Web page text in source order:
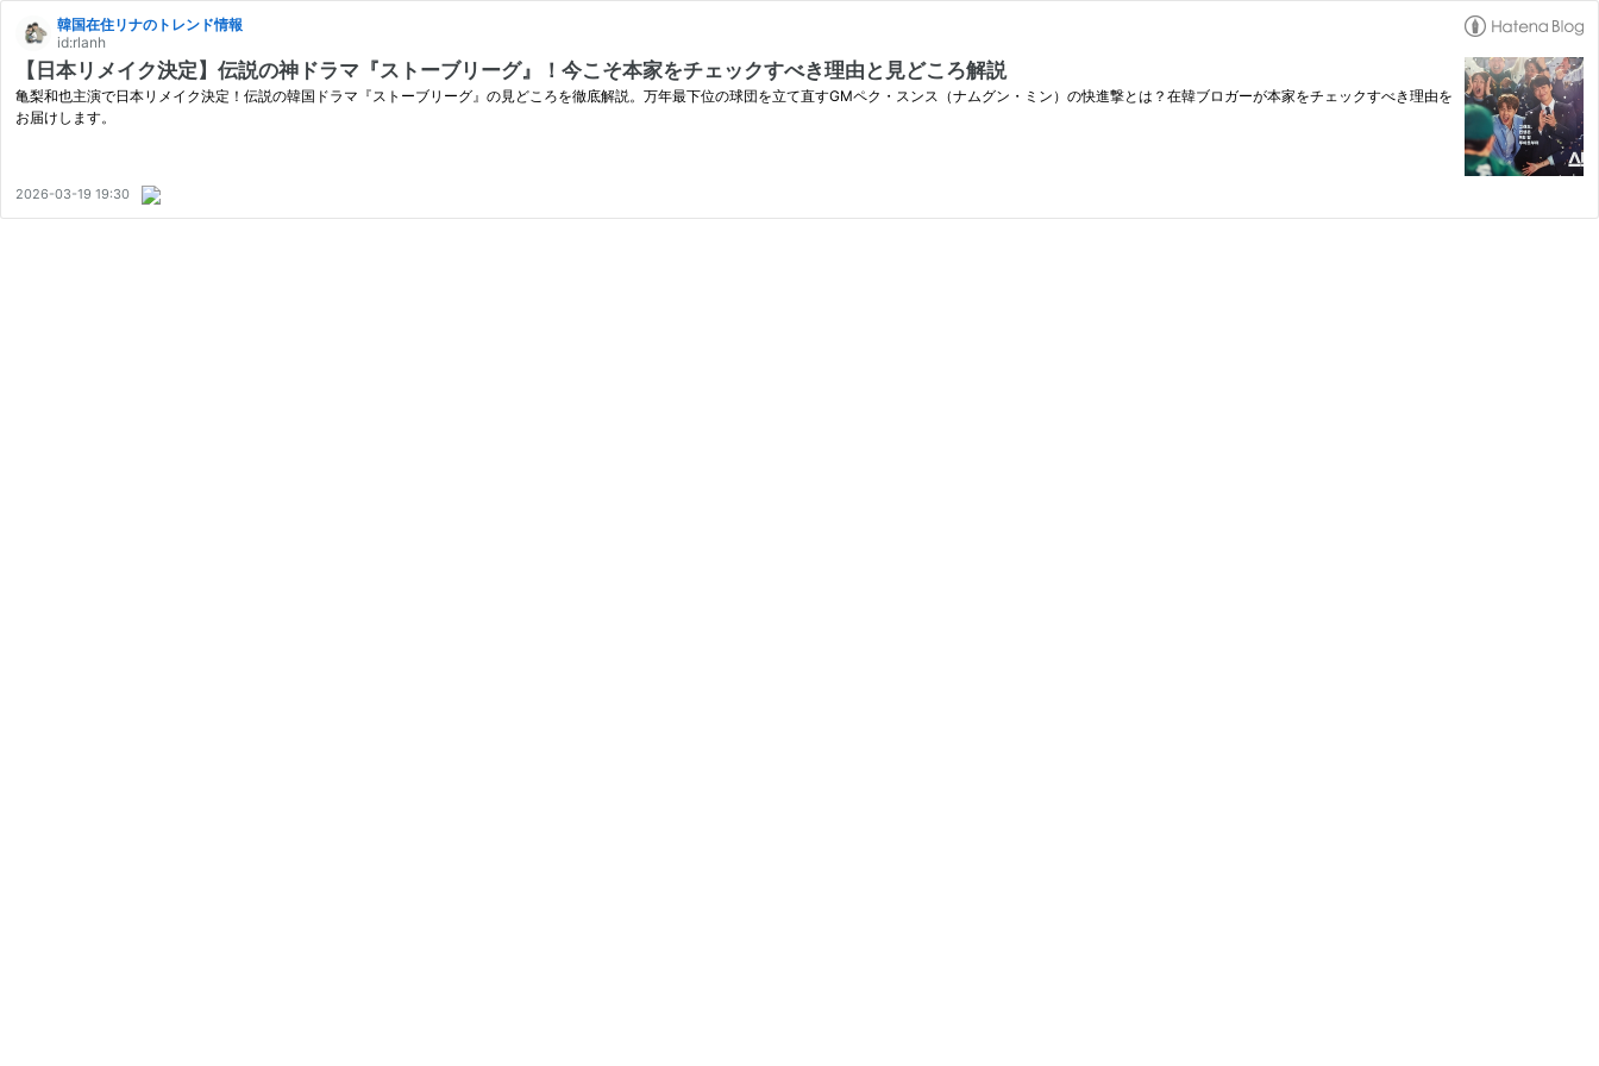
韓国在住リナのトレンド情報
id:rlanh
【日本リメイク決定】伝説の神ドラマ『ストーブリーグ』！今こそ本家をチェックすべき理由と見どころ解説
亀梨和也主演で日本リメイク決定！伝説の韓国ドラマ『ストーブリーグ』の見どころを徹底解説。万年最下位の球団を立て直すGMペク・スンス（ナムグン・ミン）の快進撃とは？在韓ブロガーが本家をチェックすべき理由を
お届けします。
2026-03-19 19:30